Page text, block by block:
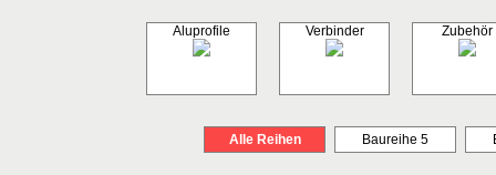
Aluprofile Verbinder Zubehör
Alle Reihen Baureihe 5